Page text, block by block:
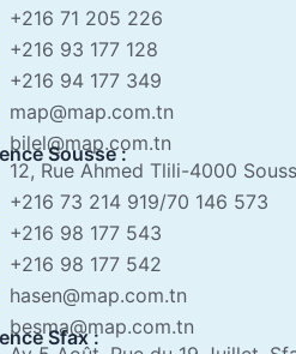
+216 71 205 226
+216 93 177 128
+216 94 177 349
map@map.com.tn
bilel@map.com.tn
Sousse :
12, Rue Ahmed Tlili-4000
+216 73 214 919/70 146 573
+216 98 177 543
+216 98 177 542
hasen@map.com.tn
besma@map.com.tn
Sfax :